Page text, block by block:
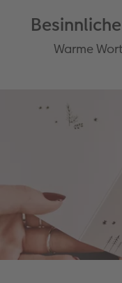
Warme